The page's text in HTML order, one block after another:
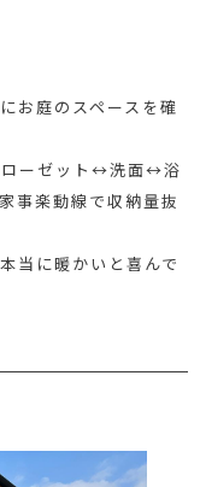
お庭のスペースを確
ーゼット↔洗面↔浴
事楽動線で収納量抜
当に暖かいと喜んで